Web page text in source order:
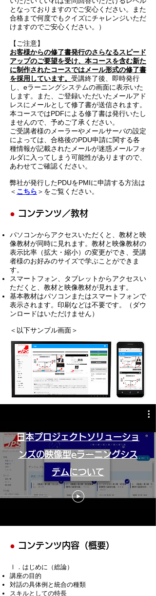
となっておりますのでご安心ください。また
合格まで何度でもクイズにチャレンジいただ
けますのでご安心ください。）
【ご注意】
お客様からの修了書発行のさらなるスピード
アップのご要望を受け、本コースを含む新た
に制作されたコースではメール形式の修了書
を採用しています。 受講終了後、即時発行
し、eラーニングシステムの画面に表示いた
します。また、ご登録いただいたメールアド
レスにメールとして修了書が送信されます。
本コースではPDFによる修了書は発行いたし
ませんので、予めご了承ください。
ご受講者様のメーラーやメールサーバの設定
によっては、合格後のPDU申請に関する各
種情報が記載されたメールが迷惑メールフォ
ルダに入ってしまう可能性がありますので、
あわせてご確認ください。
弊社が発行したPDUをPMIに申請する方法は
＜ こちら ＞をご覧ください。
● コンテンツ／教材
パソコンからアクセスいただくと、教材と映
像教材が同時に見れます。教材と映像教材の
表示比率（拡大・縮小）の変更ができ、受講
者様のお好みのサイズで学ぶことができま
す。
スマートフォン、タブレットからアクセスい
ただくと、教材と映像教材が見れます。
基本教材はパソコンまたはスマートフォンで
表示されます。印刷などは不要です。（ダウ
ンロードはいただけません）
＜以下サンプル画面＞
日本プロジェクトソリューショ
ンズの映像型eラーニングシス
テムについて
● コンテンツ内容（概要）
Ⅰ．はじめに（総論）
講座の目的
対話の具体例と統合の種類
スキルとしての特長